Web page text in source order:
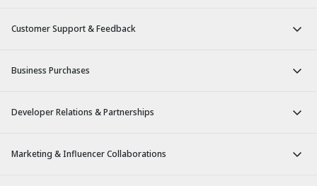
Customer Support & Feedback
Business Purchases
Developer Relations & Partnerships
Marketing & Influencer Collaborations